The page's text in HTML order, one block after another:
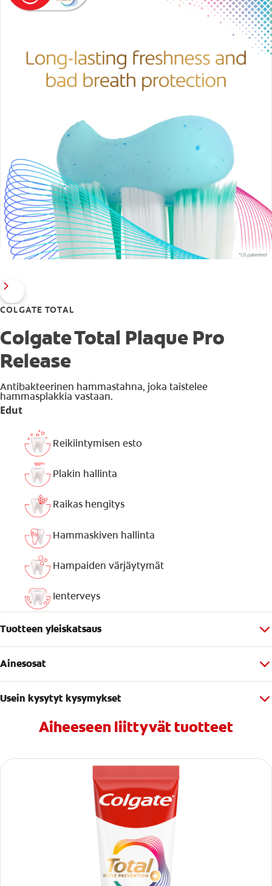
COLGATE TOTAL
Colgate Total Plaque Pro
Release
Antibakteerinen hammastahna, joka taistelee
hammasplakkia vastaan.
Edut
Reikiintymisen esto
Plakin hallinta
Raikas hengitys
Hammaskiven hallinta
Hampaiden värjäytymät
Ienterveys
Tuotteen yleiskatsaus
Ainesosat
Usein kysytyt kysymykset
Aiheeseen liittyvät tuotteet